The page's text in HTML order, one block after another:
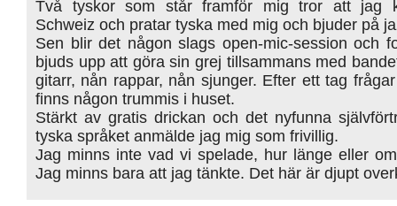
Två tyskor som står framför mig tror att jag
Schweiz och pratar tyska med mig och bjuder på
Sen blir det någon slags open-mic-session och
bjuds upp att göra sin grej tillsammans med
gitarr, nån rappar, nån sjunger. Efter ett tag
finns någon trummis i huset.
Stärkt av gratis drickan och det nyfunna
tyska språket anmälde jag mig som frivillig.
Jag minns inte vad vi spelade, hur länge eller
Jag minns bara att jag tänkte. Det här är djupt